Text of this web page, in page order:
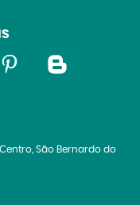
Centro, São Bernardo do